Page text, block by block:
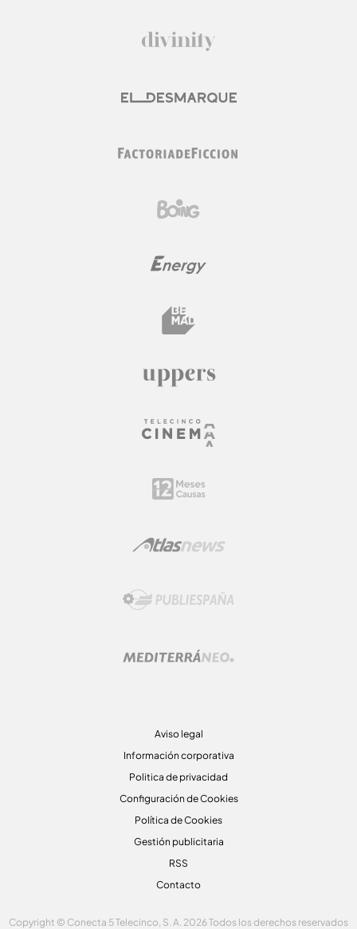
Aviso legal
Información corporativa
Politica de privacidad
Configuración de Cookies
Política de Cookies
Gestión publicitaria
RSS
Contacto
Copyright © Conecta 5 Telecinco, S. A. 2026 Todos los derechos reservados